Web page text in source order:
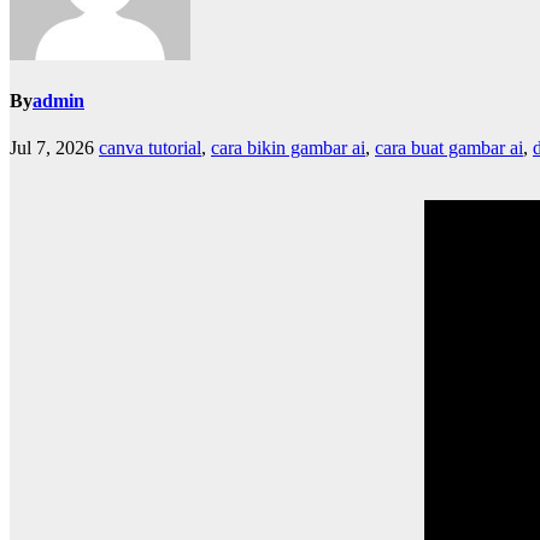
Byadmin
Jul 7, 2026 canva tutorial, cara bikin gambar ai, cara buat gambar ai,